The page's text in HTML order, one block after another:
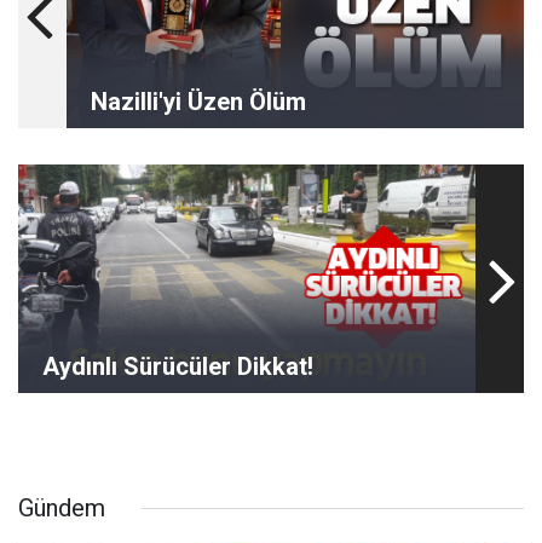
Nazilli'yi Üzen Ölüm
Aydınlı Sürücüler Dikkat!
Gündem